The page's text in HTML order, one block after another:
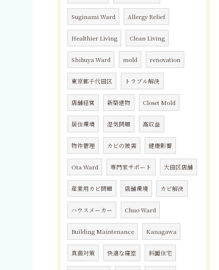
Suginami Ward Allergy Relief
Healthier Living Clean Living
Shibuya Ward mold renovation
東京都千代田区 トラブル解決
店舗経営 新築建物 Closet Mold
居住環境 湿気問題 高収益
物件管理 カビの被害 健康影響
Ota Ward 専門家サポート 大田区店舗
産業用カビ問題 店舗環境 カビ解決
ハウスメーカー Chuo Ward
Building Maintenance Kanagawa
真菌対策 快適な寝室 斜面住宅